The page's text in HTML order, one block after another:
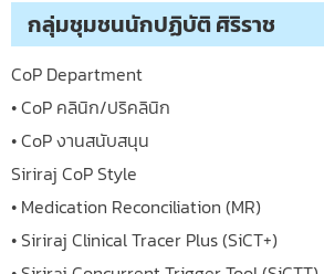
กลุ่มชุมชนนักปฏิบัติ ศิริราช
CoP Department
• CoP คลินิก/ปริคลินิก
• CoP งานสนับสนุน
Siriraj CoP Style
• Medication Reconciliation (MR)
• Siriraj Clinical Tracer Plus (SiCT+)